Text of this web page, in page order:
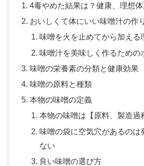
4毒やめた結果は？健康、理想体
おいしくて体にいい味噌汁の作
味噌を火を止めてから加える
味噌汁を美味しく作るための
味噌の栄養素の分類と健康効果
味噌の原料と種類
本物の味噌の定義
本物の味噌は【原料、製造過
味噌の袋に空気穴があるのは
ない
良い味噌の選び方